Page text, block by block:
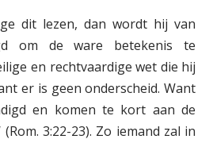
dit lezen, dan wordt hij van
om de ware betekenis te
en rechtvaardige wet die hij
er is geen onderscheid. Want
en komen te kort aan de
3:22-23). Zo iemand zal in